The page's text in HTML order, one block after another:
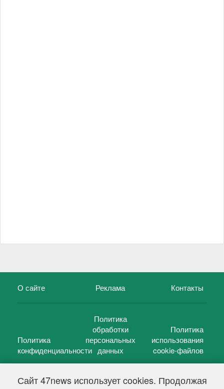
Сайт 47news использует cookies. Продолжая
О сайте Реклама Контакты
Политика
конфиденциальности
Политика
обработки
персональных
данных
Политика
использования
cookie-файлов